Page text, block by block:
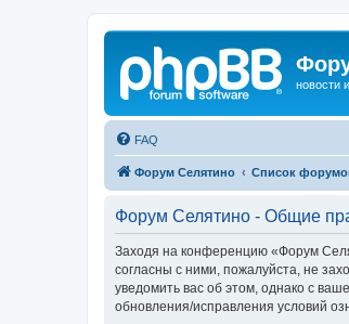
новости
FAQ
Форум Селятино Список
Форум Селятино - Общие
Заходя на конференцию «Форум
согласны с ними, пожалуйста, не
уведомить вас об этом, однако с
обновления/исправления условий